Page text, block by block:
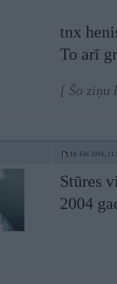
tnx
To arī
[ Šo ziņu
18. Feb 2016,
Stūres
2004